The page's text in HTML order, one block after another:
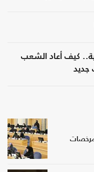
كيف أعاد الشعب
جديد
مرخصات